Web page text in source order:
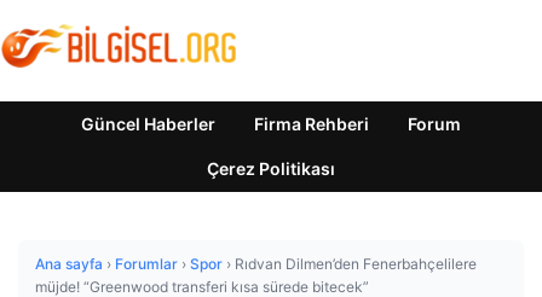
Güncel Haberler Firma Rehberi Forum
Çerez Politikası
Ana sayfa › Forumlar › Spor › Rıdvan Dilmen’den Fenerbahçelilere
müjde! “Greenwood transferi kısa sürede bitecek”